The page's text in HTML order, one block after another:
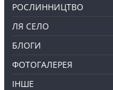
РОСЛИННИЦТВО
ЛЯ СЕЛО
БЛОГИ
ФОТОГАЛЕРЕЯ
ІНШЕ